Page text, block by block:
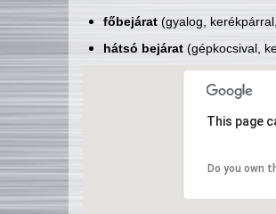
főbejárat(gyalog,
hátsó bejárat(gépkocsival,
This page
Do you own